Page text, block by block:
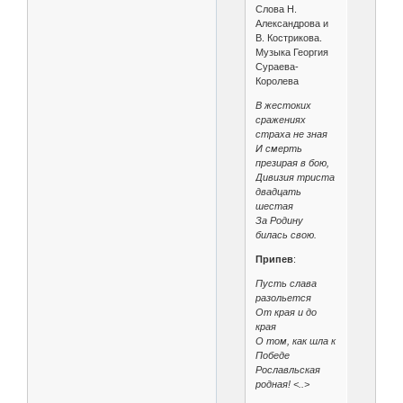
Слова Н.
Александрова и
В. Кострикова.
Музыка Георгия
Сураева-
Королева
В жестоких
сражениях
страха не зная
И смерть
презирая в бою,
Дивизия триста
двадцать
шестая
За Родину
билась свою.
Припев:
Пусть слава
разольется
От края и до
края
О том, как шла к
Победе
Рославльская
родная! <..>